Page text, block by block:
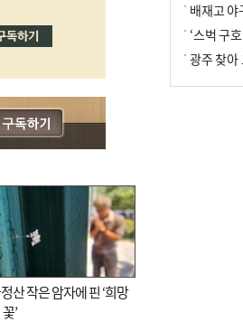
산 작은 암자에 핀 ‘희망
’